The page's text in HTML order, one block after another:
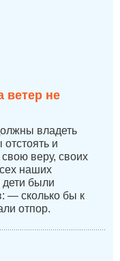
ветер не
владеть
и
веру, своих
наших
были
— сколько бы к
отпор.